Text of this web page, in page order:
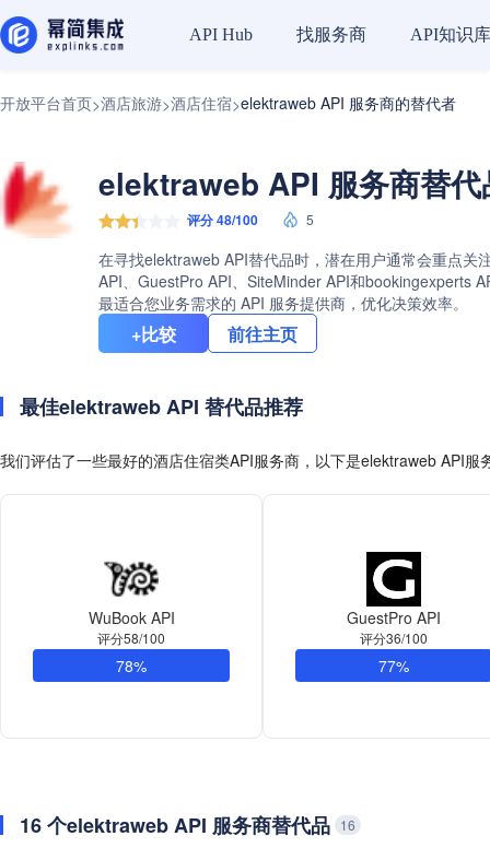
API Hub 找服务商 API知识库
开放平台首页>酒店旅游>酒店住宿>elektraweb API 服务商的替代者
elektraweb API 服务商替代
评分 48/100 5
在寻找elektraweb API替代品时，潜在用户通常会重点
API、GuestPro API、SiteMinder API和bookingexperts
最适合您业务需求的 API 服务提供商，优化决策效率。
+比较 前往主页
最佳elektraweb API 替代品推荐
我们评估了一些最好的酒店住宿类API服务商，以下是elektraweb API服
WuBook API
评分58/100
78%
GuestPro API
评分36/100
77%
16 个elektraweb API 服务商替代品 16